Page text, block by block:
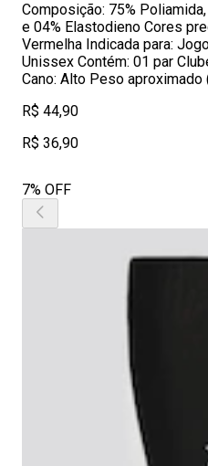
Composição: 75%
e 04% Elastodieno Cores
Vermelha Indicada para:
Unissex Contém: 01 par
Cano: Alto Peso aproximado
R$ 44,90
R$ 36,90
7% OFF